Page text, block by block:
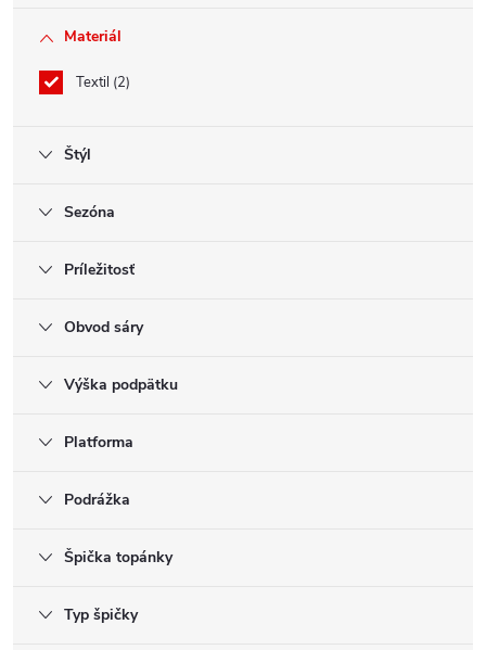
Materiál
Textil 2
Štýl
Sezóna
Príležitosť
Obvod sáry
Výška podpätku
Platforma
Podrážka
Špička topánky
Typ špičky